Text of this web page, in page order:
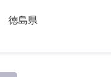
徳島県